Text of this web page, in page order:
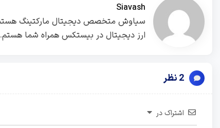
Siavash
ارز دیجیتال در بیستکس همراه شما هستم.
اشتراک در